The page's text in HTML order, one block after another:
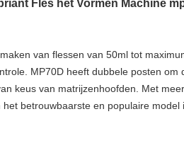
Fles het Vormen Machine
van flessen van 50ml tot
MP70D heeft dubbele posten om
keus van matrijzenhoofden. Met
betrouwbaarste en populaire model